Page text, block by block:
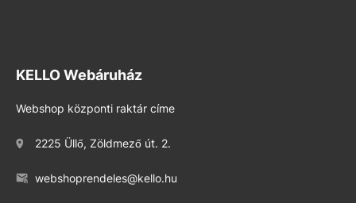
KELLO Webáruház
Webshop központi raktár címe
2225 Üllő, Zöldmező út. 2.
webshoprendeles@kello.hu